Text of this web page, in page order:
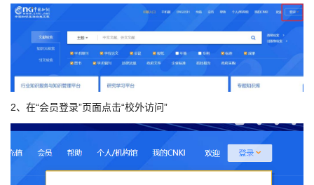
2、在“会员登录”页面点击“校外访问”